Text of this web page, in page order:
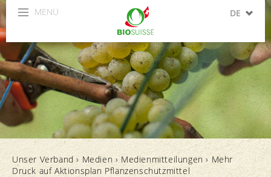
MENÜ DE
IT
Unser Verband› Medien ›Medienmitteilungen ›Mehr
Druck auf Aktionsplan Pflanzenschutzmittel